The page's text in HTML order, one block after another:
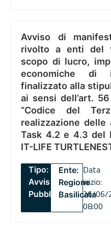
Avviso di
rivolto a enti del
scopo di lucro,
economiche di
finalizzato alla
ai sensi dell’art.
“Codice del
realizzazione
Task 4.2 e 4.3 del
IT-LIFE
Tipo:
Avviso
Pubblico
Ente:
Regione
Basilicata
Data
inizio:
26/06/
08:00